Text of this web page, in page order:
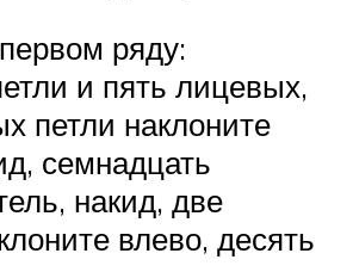
ряду:
и пять лицевых,
петли наклоните
семнадцать
накид, две
влево, десять